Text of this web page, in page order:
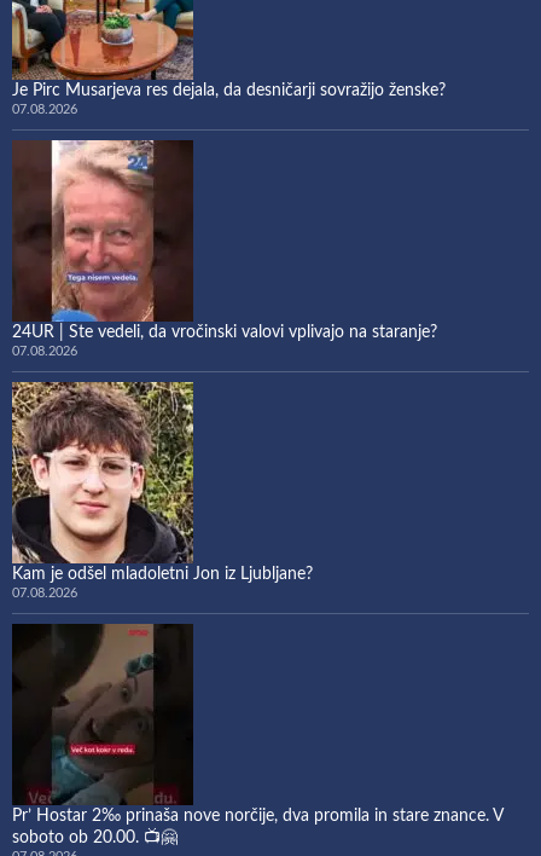
Je Pirc Musarjeva res dejala, da desničarji sovražijo ženske?
07.08.2026
24UR | Ste vedeli, da vročinski valovi vplivajo na staranje?
07.08.2026
Kam je odšel mladoletni Jon iz Ljubljane?
07.08.2026
Pr’ Hostar 2‰ prinaša nove norčije, dva promila in stare znance. V
soboto ob 20.00. 📺🤗